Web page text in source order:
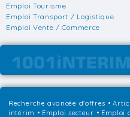
Emploi Tourisme
Emploi Transport / Logistique
Emploi Vente / Commerce
Recherche avancée d'offres •
intérim • Emploi secteur • Emploi